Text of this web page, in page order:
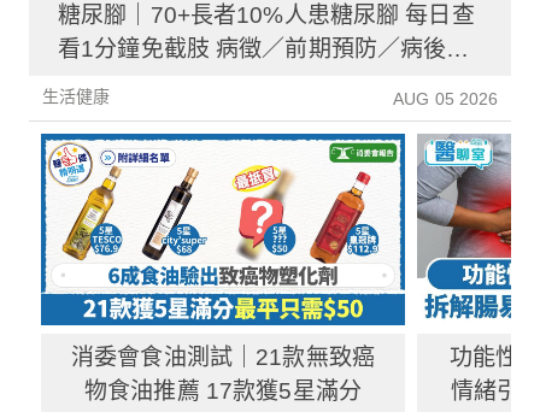
糖尿腳｜70+長者10%人患糖尿腳 每日查
看1分鐘免截肢 病徵／前期預防／病後護
理一文睇清
生活健康 AUG 05 2026
消委會食油測試｜21款無致癌
物食油推薦 17款獲5星滿分
功能性
情緒引